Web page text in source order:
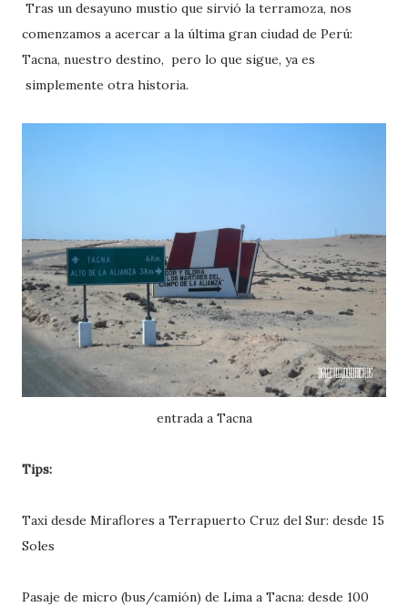
Tras un desayuno mustio que sirvió la terramoza, nos
comenzamos a acercar a la última gran ciudad de Perú:
Tacna, nuestro destino, pero lo que sigue, ya es
simplemente otra historia.
entrada a Tacna
Tips:
Taxi desde Miraflores a Terrapuerto Cruz del Sur: desde 15
Soles
Pasaje de micro (bus/camión) de Lima a Tacna: desde 100